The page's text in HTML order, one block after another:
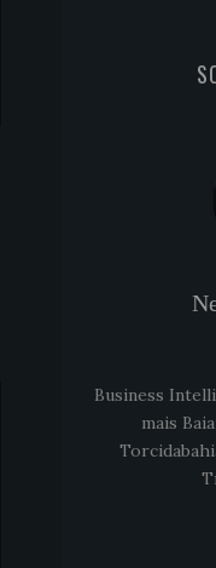
Business
mais